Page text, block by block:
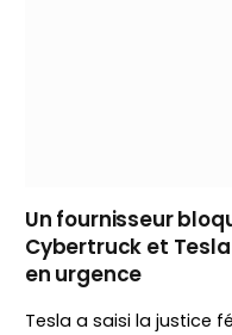
Un fournisseur
Cybertruck et
en urgence
Tesla a saisi la justice